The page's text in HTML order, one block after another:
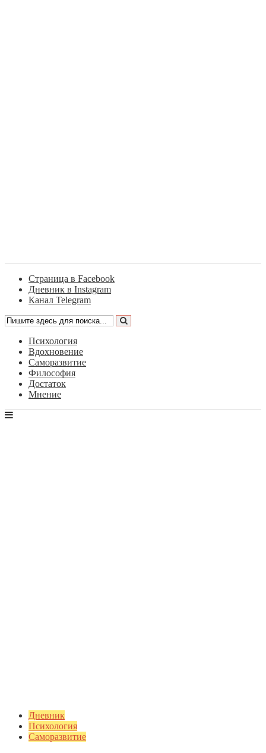
Страница в Facebook
Дневник в Instagram
Канал Telegram
Психология
Вдохновение
Саморазвитие
Философия
Достаток
Мнение
Дневник
Психология
Саморазвитие